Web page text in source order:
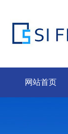
网站首页